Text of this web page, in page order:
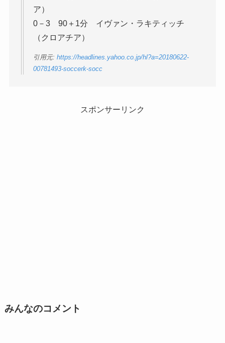
ア）
0－3 90＋1分 イヴァン・ラキティッチ
（クロアチア）
引用元: https://headlines.yahoo.co.jp/hl?a=20180622-
00781493-soccerk-socc
スポンサーリンク
みんなのコメント